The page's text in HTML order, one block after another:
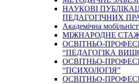
НАУКОВІ
ПЕДАГОГІЧНИХ
Академічна
МІЖНАРОДНЕ
ОСВІТНЬО-
“ПЕДАГОГІКА
ОСВІТНЬО-
“ПСИХОЛОГІЯ”
ОСВІТНЬО-